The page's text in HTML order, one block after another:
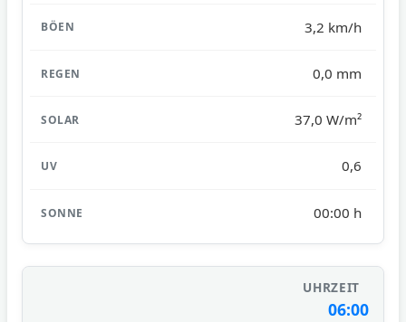
3,2 km/h
0,0 mm
37,0 W/m²
0,6
00:00 h
06:00